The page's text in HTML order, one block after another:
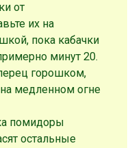
от
их на
пока кабачки
минут 20.
горошком,
медленном огне
помидоры
остальные